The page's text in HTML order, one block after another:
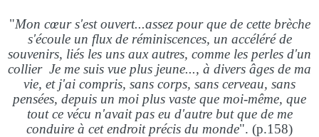
"Mon cœur s'est ouvert...assez pour que de cette brèche
s'écoule un flux de réminiscences, un accéléré de
souvenirs, liés les uns aux autres, comme les perles d'un
collier Je me suis vue plus jeune..., à divers âges de ma
vie, et j'ai compris, sans corps, sans cerveau, sans
pensées, depuis un moi plus vaste que moi-même, que
tout ce vécu n'avait pas eu d'autre but que de me
conduire à cet endroit précis du monde". (p.158)